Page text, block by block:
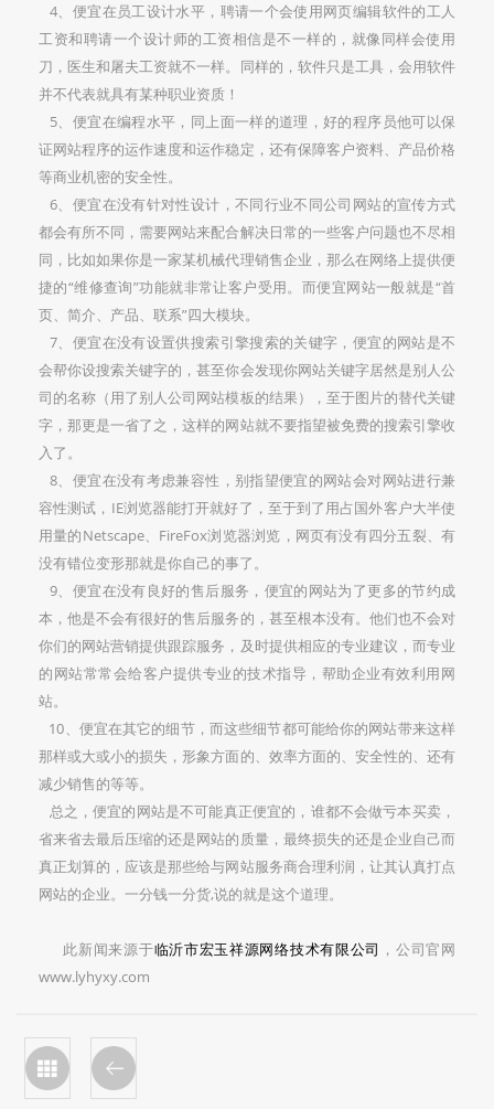
4、便宜在员工设计水平，聘请一个会使用网页编辑软件的工人
工资和聘请一个设计师的工资相信是不一样的，就像同样会使用
刀，医生和屠夫工资就不一样。同样的，软件只是工具，会用软件
并不代表就具有某种职业资质！
5、便宜在编程水平，同上面一样的道理，好的程序员他可以保
证网站程序的运作速度和运作稳定，还有保障客户资料、产品价格
等商业机密的安全性。
6、便宜在没有针对性设计，不同行业不同公司网站的宣传方式
都会有所不同，需要网站来配合解决日常的一些客户问题也不尽相
同，比如如果你是一家某机械代理销售企业，那么在网络上提供便
捷的“维修查询”功能就非常让客户受用。而便宜网站一般就是“首
页、简介、产品、联系”四大模块。
7、便宜在没有设置供搜索引擎搜索的关键字，便宜的网站是不
会帮你设搜索关键字的，甚至你会发现你网站关键字居然是别人公
司的名称（用了别人公司网站模板的结果），至于图片的替代关键
字，那更是一省了之，这样的网站就不要指望被免费的搜索引擎收
入了。
8、便宜在没有考虑兼容性，别指望便宜的网站会对网站进行兼
容性测试，IE浏览器能打开就好了，至于到了用占国外客户大半使
用量的Netscape、FireFox浏览器浏览，网页有没有四分五裂、有
没有错位变形那就是你自己的事了。
9、便宜在没有良好的售后服务，便宜的网站为了更多的节约成
本，他是不会有很好的售后服务的，甚至根本没有。他们也不会对
你们的网站营销提供跟踪服务，及时提供相应的专业建议，而专业
的网站常常会给客户提供专业的技术指导，帮助企业有效利用网
站。
10、便宜在其它的细节，而这些细节都可能给你的网站带来这样
那样或大或小的损失，形象方面的、效率方面的、安全性的、还有
减少销售的等等。
总之，便宜的网站是不可能真正便宜的，谁都不会做亏本买卖，
省来省去最后压缩的还是网站的质量，最终损失的还是企业自己而
真正划算的，应该是那些给与网站服务商合理利润，让其认真打点
网站的企业。一分钱一分货,说的就是这个道理。
此新闻来源于临沂市宏玉祥源网络技术有限公司 ，公司官网
www.lyhyxy.com